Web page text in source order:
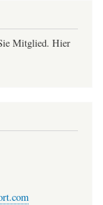
Mitglied. Hier